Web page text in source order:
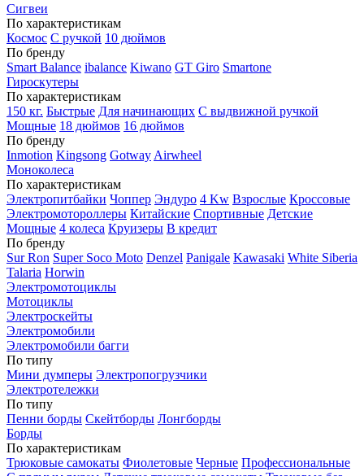
Сигвеи
По характеристикам
Космос С ручкой 10 дюймов
По бренду
Smart Balance ibalance Kiwano GT Giro Smartone
Гироскутеры
По характеристикам
150 кг. Быстрые Для начинающих С выдвижной ручкой
Мощные 18 дюймов 16 дюймов
По бренду
Inmotion Kingsong Gotway Airwheel
Моноколеса
По характеристикам
Электропитбайки Чоппер Эндуро 4 Kw Взрослые Кроссовые
Электромотороллеры Китайские Спортивные Детские
Мощные 4 колеса Круизеры В кредит
По бренду
Sur Ron Super Soco Moto Denzel Panigale Kawasaki White Siberia
Talaria Horwin
Электромотоциклы
Мотоциклы
Электроскейты
Электромобили
Электромобили багги
По типу
Мини думперы Электропогрузчики
Электротележки
По типу
Пенни борды Скейтборды Лонгборды
Борды
По характеристикам
Трюковые самокаты Фиолетовые Черные Профессиональные